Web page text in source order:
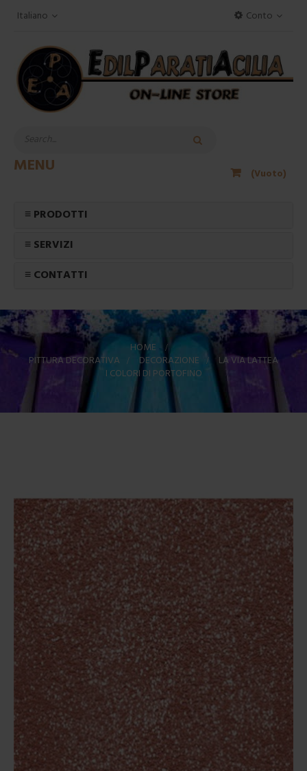
Conto
Italiano
(Vuoto)
MENU
≡ PRODOTTI
≡ SERVIZI
≡ CONTATTI
HOME
>
PITTURA DECORATIVA > DECORAZIONE > LA VIA LATTEA
I COLORI DI PORTOFINO